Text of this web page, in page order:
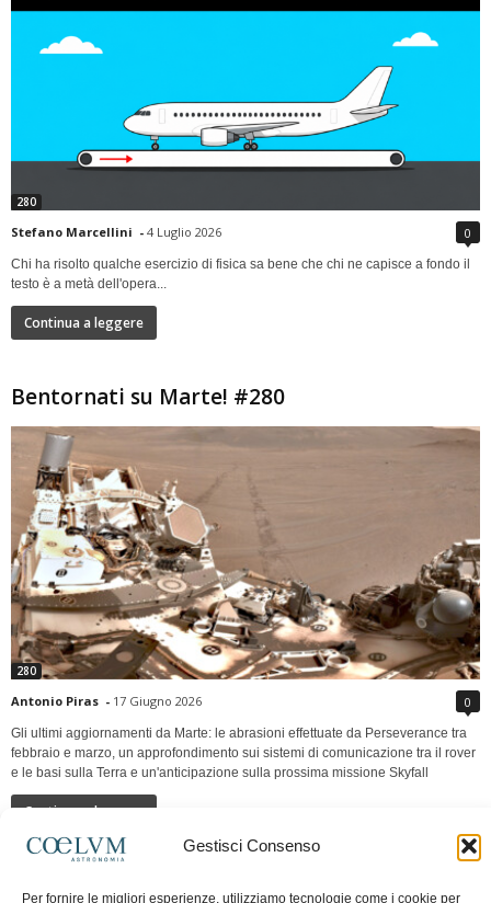
Gestisci Consenso
Per fornire le migliori esperienze, utilizziamo tecnologie come i cookie per
280
Stefano Marcellini - 4 Luglio 2026 0
Chi ha risolto qualche esercizio di fisica sa bene che chi ne capisce a fondo il
testo è a metà dell'opera...
Continua a leggere
Bentornati su Marte! #280
280
Antonio Piras - 17 Giugno 2026 0
Gli ultimi aggiornamenti da Marte: le abrasioni effettuate da Perseverance tra
febbraio e marzo, un approfondimento sui sistemi di comunicazione tra il rover
e le basi sulla Terra e un'anticipazione sulla prossima missione Skyfall
Continua a leggere